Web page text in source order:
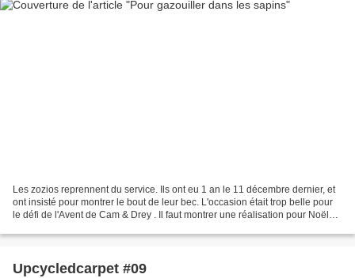
Les zozios reprennent du service. Ils ont eu 1 an le 11 décembre dernier, et
ont insisté pour montrer le bout de leur bec. L'occasion était trop belle pour
le défi de l'Avent de Cam & Drey . Il faut montrer une réalisation pour Noël
Upcycledcarpet #09